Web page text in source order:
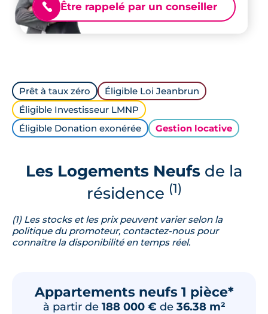
📞 Être rappelé par un conseiller
Prêt à taux zéro
Éligible Loi Jeanbrun
Éligible Investisseur LMNP
Éligible Donation exonérée
Gestion locative
Les Logements Neufsde la
résidence (1)
(1) Les stocks et les prix peuvent varier selon la
politique du promoteur, contactez-nous pour
connaître la disponibilité en temps réel.
Appartements neufs 1 pièce*
à partir de 188 000 € de 36.38 m²